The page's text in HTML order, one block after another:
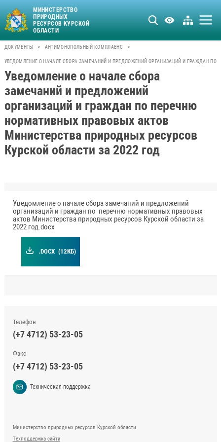
МИНИСТЕРСТВО
ПРИРОДНЫХ
РЕСУРСОВ КУРСКОЙ
ОБЛАСТИ
ДОКУМЕНТЫ > АНТИМОНОПОЛЬНЫЙ КОМПЛАЕНС >
УВЕДОМЛЕНИЕ О НАЧАЛЕ СБОРА ЗАМЕЧАНИЙ И ПРЕДЛОЖЕНИЙ ОРГАНИЗАЦИЙ И ГРАЖДАН
Уведомление о начале сбора
замечаний и предложений
организаций и граждан по перечню
нормативных правовых актов
Министерства природных ресурсов
Курской области за 2022 год
Уведомление о начале сбора замечаний и предложений
организаций и граждан по перечню нормативных правовых
актов Министерства природных ресурсов Курской области за
2022 год.docx
.DOCX (12КБ)
Телефон
(+7 4712) 53-23-05
Факс
(+7 4712) 53-23-05
Техническая поддержка
Министерство природных ресурсов Курской области
Техподдержка сайта